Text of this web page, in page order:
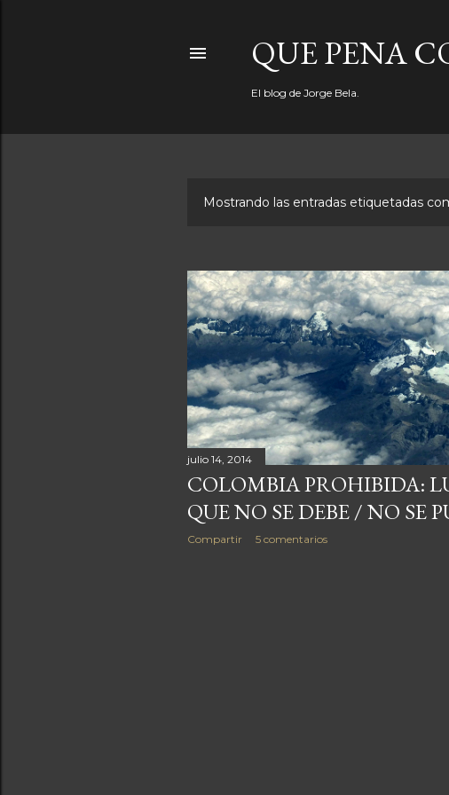
QUE PENA
El blog de Jorge Bela.
t
r
a
d
a
s
Mostrando las entradas etiquetadas
julio 14, 2014
COLOMBIA PROHIBIDA:
QUE NO SE DEBE / NO SE
Compartir 5 comentarios